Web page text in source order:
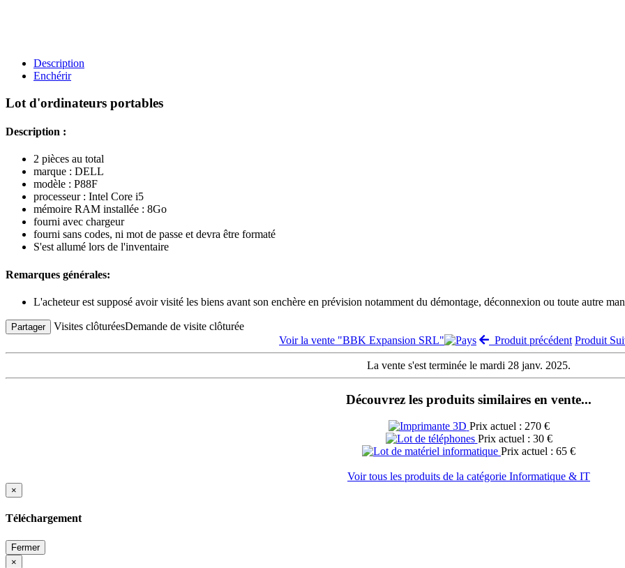
Description
Enchérir
Lot d'ordinateurs portables
Description :
2 pièces au total
marque : DELL
modèle : P88F
processeur : Intel Core i5
mémoire RAM installée : 8Go
fourni avec chargeur
fourni sans codes, ni mot de passe et devra être formaté
S'est allumé lors de l'inventaire
Remarques générales:
L'acheteur est supposé avoir visité les biens avant son enchère en prévision notamment du démontage, déconnexion ou toute autre
Partager Visites clôturéesDemande de visite clôturée
Voir la vente "BBK Expansion SRL"
Produit précédent Produit
La vente s'est terminée le mardi 28 janv. 2025.
Découvrez les produits similaires en vente...
Prix actuel : 270 €
Prix actuel : 30 €
Prix actuel : 65 €
Voir tous les produits de la catégorie Informatique & IT
×
Téléchargement
Fermer
×